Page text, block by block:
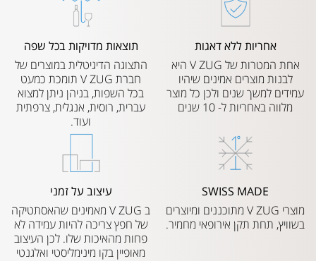
אחריות ללא דאגות
אחת המטרות של V ZUG היא
לבנות מוצרים אמינים שיהיו
עמידים למשך שנים ולכן כל מוצר
מלווה באחריות ל- 10 שנים
תוצאות מדויקות בכל שפה
התצוגה הדיגיטלית במוצרים של
חברת V ZUG תומכת כמעט
בכל השפות, בניהן ניתן למצוא
עברית, רוסית, אנגלית, צרפתית
ועוד.
SWISS MADE
מוצרי V ZUG מתוכננים ומיוצרים
בשוויץ, תחת תקן אירופאי מחמיר.
עיצוב על זמני
ב V ZUG מאמינים שהאסתטיקה
של חפץ צריכה להיות עמידה לא
פחות מהאיכות שלו. לכן העיצוב
מאופיין בקו מינימליסטי ואלגנטי